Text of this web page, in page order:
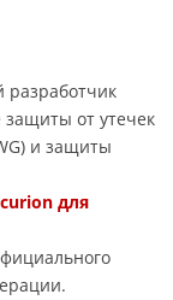
разработчик
от утечек
и защиты
для